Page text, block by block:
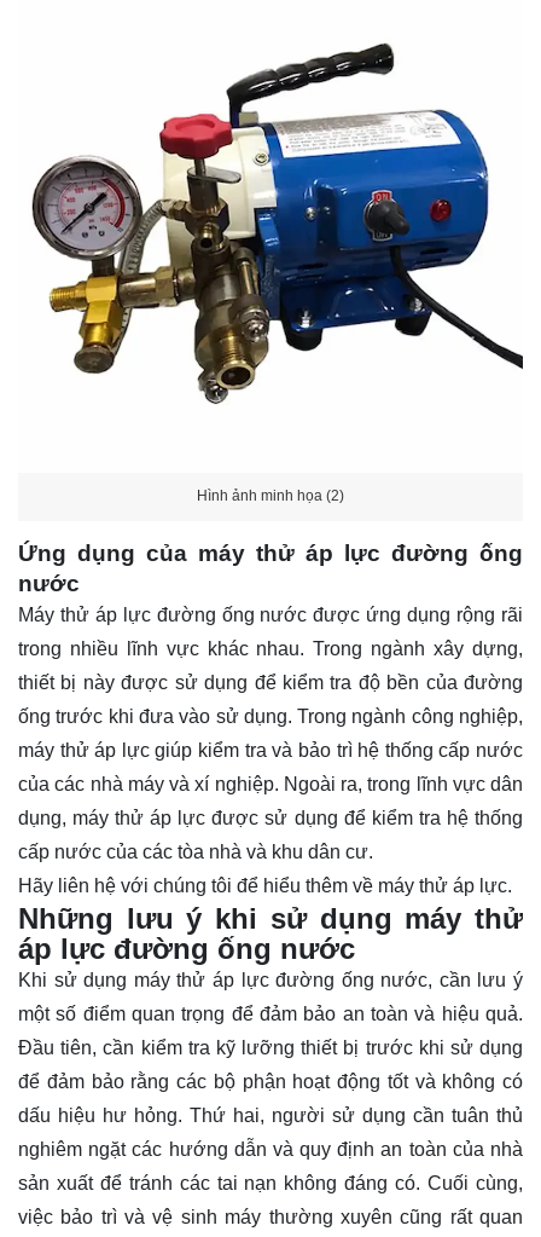
Hình ảnh minh họa (2)
Ứng dụng của máy thử áp lực đường ống
nước
Máy thử áp lực đường ống nước được ứng dụng rộng rãi
trong nhiều lĩnh vực khác nhau. Trong ngành xây dựng,
thiết bị này được sử dụng để kiểm tra độ bền của đường
ống trước khi đưa vào sử dụng. Trong ngành công nghiệp,
máy thử áp lực giúp kiểm tra và bảo trì hệ thống cấp nước
của các nhà máy và xí nghiệp. Ngoài ra, trong lĩnh vực dân
dụng, máy thử áp lực được sử dụng để kiểm tra hệ thống
cấp nước của các tòa nhà và khu dân cư.
Hãy liên hệ với chúng tôi để hiểu thêm về máy thử áp lực.
Những lưu ý khi sử dụng máy thử
áp lực đường ống nước
Khi sử dụng máy thử áp lực đường ống nước, cần lưu ý
một số điểm quan trọng để đảm bảo an toàn và hiệu quả.
Đầu tiên, cần kiểm tra kỹ lưỡng thiết bị trước khi sử dụng
để đảm bảo rằng các bộ phận hoạt động tốt và không có
dấu hiệu hư hỏng. Thứ hai, người sử dụng cần tuân thủ
nghiêm ngặt các hướng dẫn và quy định an toàn của nhà
sản xuất để tránh các tai nạn không đáng có. Cuối cùng,
việc bảo trì và vệ sinh máy thường xuyên cũng rất quan